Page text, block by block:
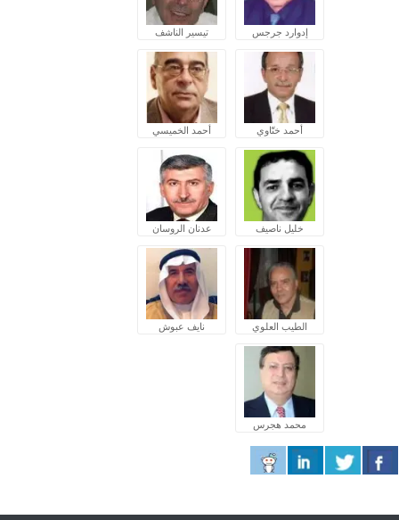
إدوارد جرجس تيسير الناشف
أحمد ختّاوي أحمد الخميسي
خليل ناصيف عدنان الروسان
الطيب العلوي نايف عبوش
محمد هجرس